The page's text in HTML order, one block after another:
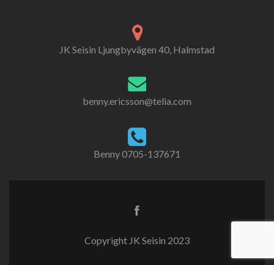
JK Seisin Ljungbyvägen 40, Halmstad
benny.ericsson@telia.com
Benny 0705-137671
Copyright JK Seisin 2023